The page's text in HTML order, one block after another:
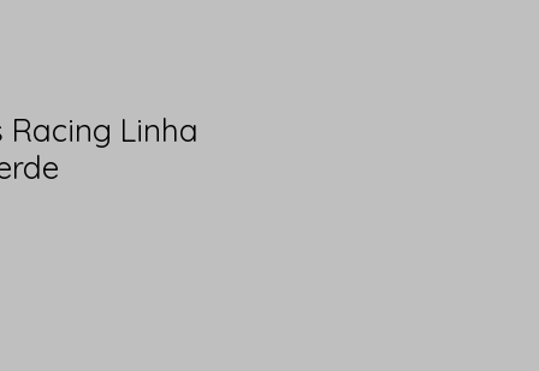
Racing Linha